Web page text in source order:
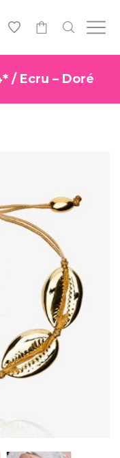
/ Ecru – Doré